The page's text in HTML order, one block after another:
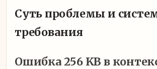
Суть проблемы и
требования
Ошибка 256 KB в